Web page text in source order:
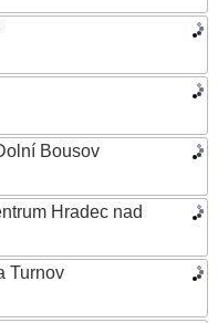
Bousov
Hradec nad
Turnov